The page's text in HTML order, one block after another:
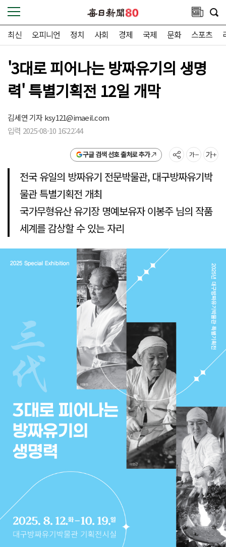
최신 오피니언 정치 사회 경제 국제 문화 스포츠
'3대로 피어나는 방짜유기의 생명
력' 특별기획전 12일 개막
김세연 기자 ksy121@imaeil.com
입력 2025-08-10 16:22:44
구글 검색 선호 출처로 추가
전국 유일의 방짜유기 전문박물관, 대구방짜유기박
물관 특별기획전 개최
국가무형유산 유기장 명예보유자 이봉주 님의 작품
세계를 감상할 수 있는 자리